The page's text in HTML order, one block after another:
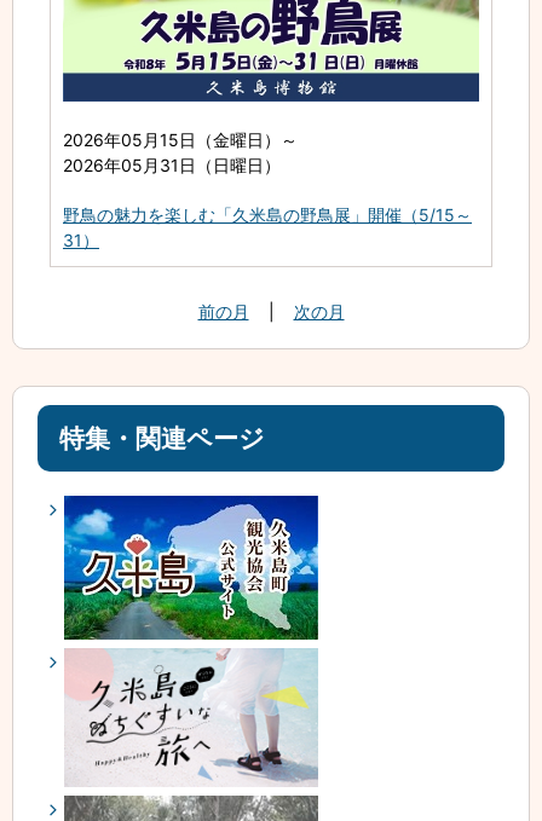
2026年05月15日（金曜日）
～
2026年05月31日（日曜日）
野鳥の魅力を楽しむ「久米島の野鳥展」開催（5/15～
31）
前の月 次の月
特集・関連ページ